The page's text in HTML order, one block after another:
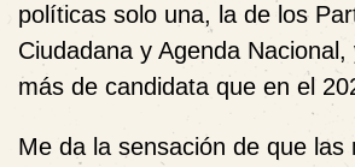
políticas solo una, la de los
Ciudadana y Agenda
más de candidata que en el
Me da la sensación de que las